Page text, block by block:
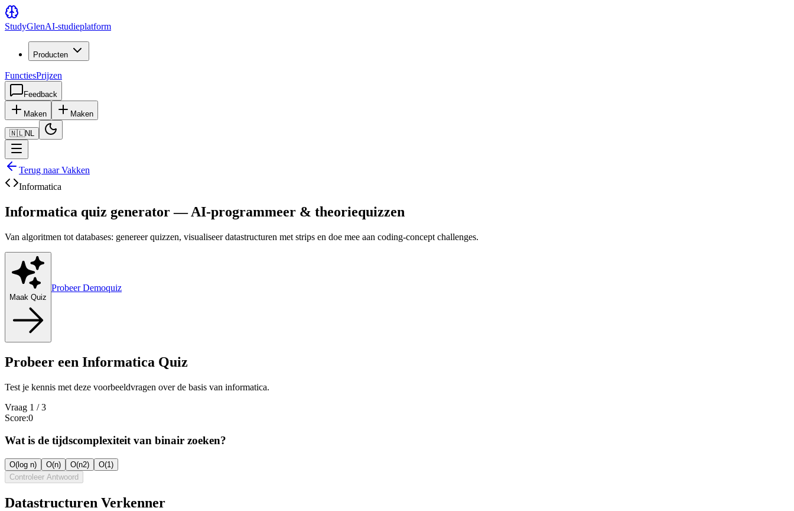
StudyGlenAI-studieplatform
Producten
FunctiesPrijzen
Feedback
Maken Maken
🇳🇱NL
Terug naar Vakken
Informatica
Informatica quiz generator — AI-programmeer & theoriequizzen
Van algoritmen tot databases: genereer quizzen, visualiseer datastructuren met strips en doe mee aan coding-concept challenges.
Maak Quiz
Probeer Demoquiz
Probeer een Informatica Quiz
Test je kennis met deze voorbeeldvragen over de basis van informatica.
Vraag 1 /3
Score:0
Wat is de tijdscomplexiteit van binair zoeken?
O(log n) O(n) O(n2)
O(1)
Controleer Antwoord
Datastructuren Verkenner